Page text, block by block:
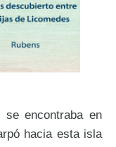
encontraba en
hacia esta isla